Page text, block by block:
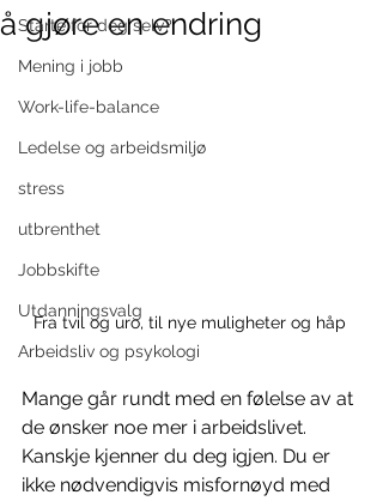
Starte for deg selv?
Mening i jobb
Work-life-balance
Ledelse og arbeidsmiljø
stress
utbrenthet
Jobbskifte
Utdanningsvalg
Arbeidsliv og psykologi
å gjøre en endring
Fra tvil og uro, til nye muligheter og håp
Mange går rundt med en følelse av at
de ønsker noe mer i arbeidslivet.
Kanskje kjenner du deg igjen. Du er
ikke nødvendigvis misfornøyd med